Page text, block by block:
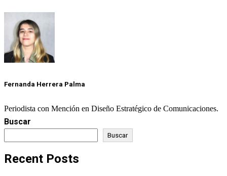
Fernanda Herrera Palma
Periodista con Mención en Diseño Estratégico de Comunicaciones.
Buscar
Buscar
Recent Posts